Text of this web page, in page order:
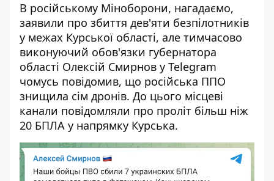
В російському Міноборони, нагадаємо,
заявили про збиття дев'яти безпілотників
у межах Курської області, але тимчасово
виконуючий обов'язки губернатора
області Олексій Смирнов у Telegram
чомусь повідомив, що російська ППО
знищила сім дронів. До цього місцеві
канали повідомляли про проліт більш ніж
20 БПЛА у напрямку Курська.